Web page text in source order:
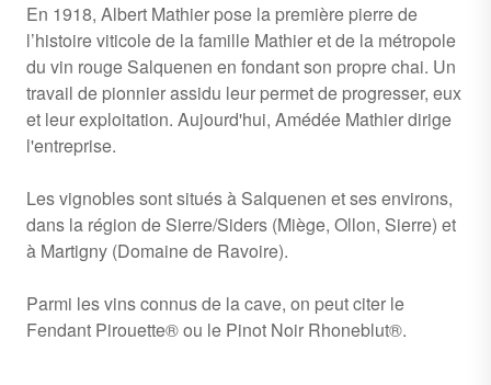
En 1918, Albert Mathier pose la première pierre de
l’histoire viticole de la famille Mathier et de la métropole
du vin rouge Salquenen en fondant son propre chai. Un
travail de pionnier assidu leur permet de progresser, eux
et leur exploitation. Aujourd'hui, Amédée Mathier dirige
l'entreprise.
Les vignobles sont situés à Salquenen et ses environs,
dans la région de Sierre/Siders (Miège, Ollon, Sierre) et
à Martigny (Domaine de Ravoire).
Parmi les vins connus de la cave, on peut citer le
Fendant Pirouette® ou le Pinot Noir Rhoneblut®.